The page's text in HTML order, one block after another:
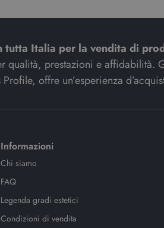
tutta Italia per la vendita di
qualità, prestazioni e
offre un’esperienza
Informazioni
Chi siamo
FAQ
Legenda gradi estetici
Condizioni di vendita